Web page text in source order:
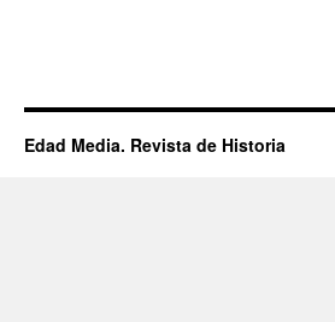
Edad Media. Revista de Historia